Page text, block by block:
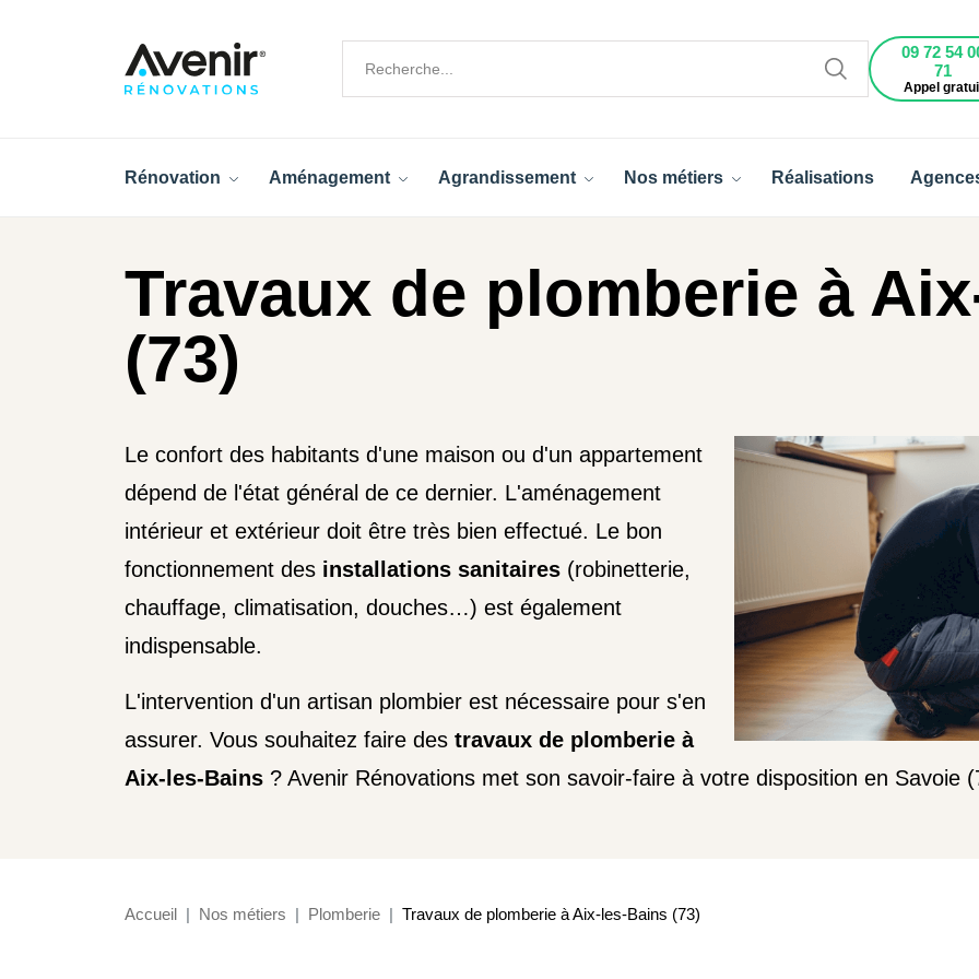
09 72 54
71
Appel
Rénovation Aménagement Agrandissement Nos métiers Réalisations
Travaux de plomberie à
(73)
Le confort des habitants d'une maison ou d'un appartement
dépend de l'état général de ce dernier. L'aménagement
intérieur et extérieur doit être très bien effectué. Le bon
fonctionnement des installations sanitaires (robinetterie,
chauffage, climatisation, douches…) est également
indispensable.
L'intervention d'un artisan plombier est nécessaire pour s'en
assurer. Vous souhaitez faire des travaux de plomberie à
Aix-les-Bains ? Avenir Rénovations met son savoir-faire à votre disposition en Savoie
Accueil Nos métiers Plomberie Travaux de plomberie à Aix-les-Bains (73)